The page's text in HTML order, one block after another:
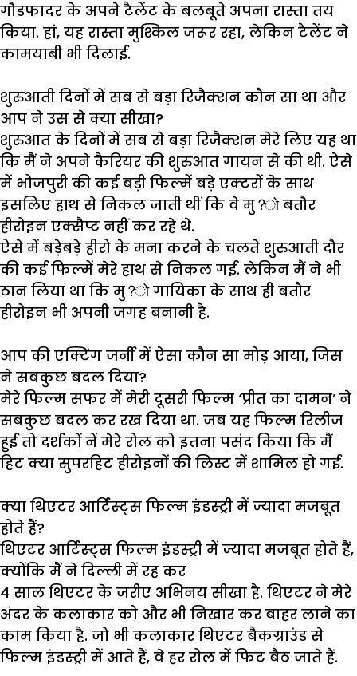
गौडफादर के अपने टैलेंट के बलबूते अपना रास्ता तय
किया. हां, यह रास्ता मुश्किल जरूर रहा, लेकिन टैलेंट ने
कामयाबी भी दिलाई.
शुरुआती दिनों में सब से बड़ा रिजैक्शन कौन सा था और
आप ने उस से क्या सीखा?
शुरुआत के दिनों में सब से बड़ा रिजैक्शन मेरे लिए यह था
कि मैं ने अपने कैरियर की शुरुआत गायन से की थी. ऐसे
में भोजपुरी की कई बड़ी फिल्में बड़े एक्टरों के साथ
इसलिए हाथ से निकल जाती थीं कि वे मु? बतौर
हीरोइन एक्सैप्ट नहीं कर रहे थे.
ऐसे में बड़ेबड़े हीरो के मना करने के चलते शुरुआती दौर
की कई फिल्में मेरे हाथ से निकल गईं. लेकिन मैं ने भी
ठान लिया था कि मु? गायिका के साथ ही बतौर
हीरोइन भी अपनी जगह बनानी है.
आप की एक्टिंग जर्नी में ऐसा कौन सा मोड़ आया, जिस
ने सबकुछ बदल दिया?
मेरे फिल्म सफर में मेरी दूसरी फिल्म ‘प्रीत का दामन’ ने
सबकुछ बदल कर रख दिया था. जब यह फिल्म रिलीज
हुई तो दर्शकों नें मेरे रोल को इतना पसंद किया कि मैं
हिट क्या सुपरहिट हीरोइनों की लिस्ट में शामिल हो गई.
क्या थिएटर आर्टिस्ट्स फिल्म इंडस्ट्री में ज्यादा मजबूत
होते हैं?
थिएटर आर्टिस्ट्स फिल्म इंडस्ट्री में ज्यादा मजबूत होते हैं,
क्योंकि मैं ने दिल्ली में रह कर
4 साल थिएटर के जरीए अभिनय सीखा है. थिएटर ने मेरे
अंदर के कलाकार को और भी निखार कर बाहर लाने का
काम किया है. जो भी कलाकार थिएटर बैकग्राउंड से
फिल्म इंडस्ट्री में आते हैं, वे हर रोल में फिट बैठ जाते हैं.